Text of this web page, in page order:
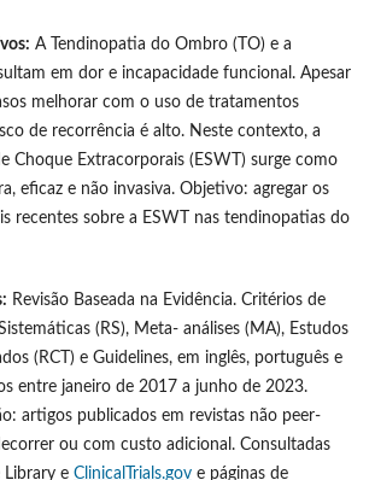
A Tendinopatia do Ombro (TO) e a
em dor e incapacidade funcional. Apesar
melhorar com o uso de tratamentos
de recorrência é alto. Neste contexto, a
Choque Extracorporais (ESWT) surge como
eficaz e não invasiva. Objetivo: agregar os
recentes sobre a ESWT nas tendinopatias do
Revisão Baseada na Evidência. Critérios de
(RS), Meta- análises (MA), Estudos
(RCT) e Guidelines, em inglês, português e
entre janeiro de 2017 a junho de 2023.
artigos publicados em revistas não peer-
ou com custo adicional. Consultadas
Library e ClinicalTrials.gove páginas de